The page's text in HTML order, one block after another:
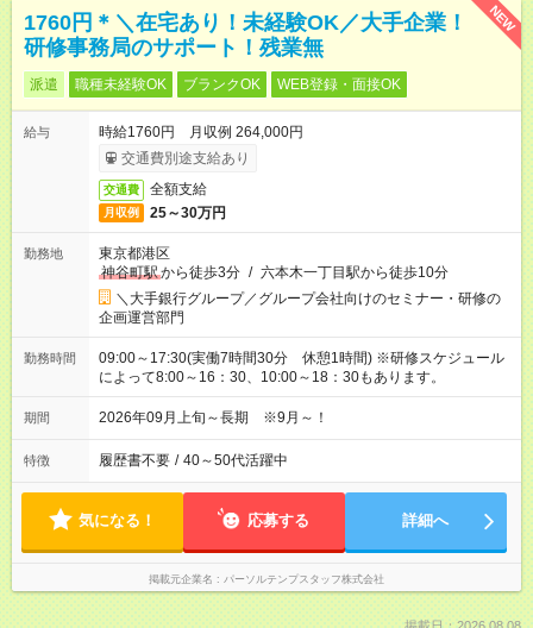
NEW
1760円＊＼在宅あり！未経験OK／大手企業！
研修事務局のサポート！残業無
派遣 職種未経験OK ブランクOK WEB登録・面接OK
給与
時給1760円 月収例 264,000円
交通費別途支給あり
交通費 全額支給
月収例 25～30万円
勤務地
東京都港区
神谷町駅から徒歩3分 / 六本木一丁目駅から徒歩10分
＼大手銀行グループ／グループ会社向けのセミナー・研修の
企画運営部門
勤務時間
09:00～17:30(実働7時間30分 休憩1時間) ※研修スケジュール
によって8:00～16：30、10:00～18：30もあります。
期間 2026年09月上旬～長期 ※9月～！
特徴 履歴書不要 / 40～50代活躍中
気になる！ 応募する 詳細へ
掲載元企業名 パーソルテンプスタッフ株式会社